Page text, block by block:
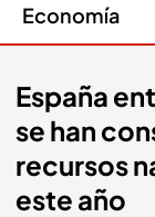
Economía
España
se han
recursos
este año